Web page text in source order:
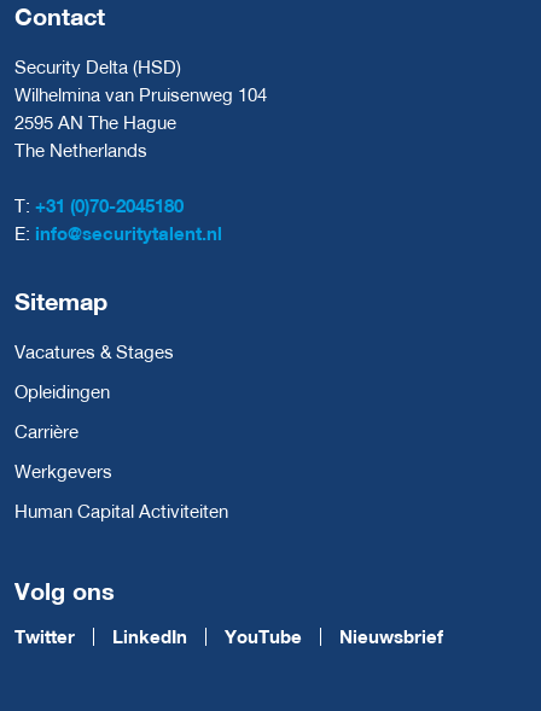
Contact
Security Delta (HSD)
Wilhelmina van Pruisenweg 104
2595 AN The Hague
The Netherlands
T: +31 (0)70-2045180
E: info@securitytalent.nl
Sitemap
Vacatures & Stages
Opleidingen
Carrière
Werkgevers
Human Capital Activiteiten
Volg ons
Twitter LinkedIn YouTube Nieuwsbrief